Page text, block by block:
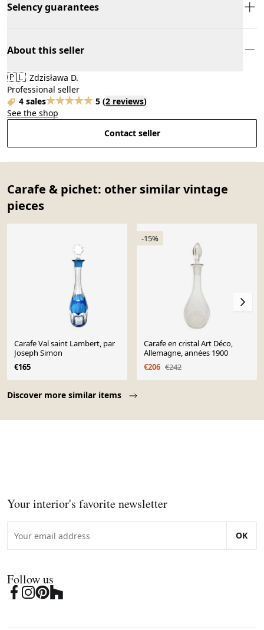
Selency guarantees
About this seller
🇵🇱 Zdzisława D.
Professional seller
4 sales
5 (2 reviews)
See the shop
Contact seller
Carafe & pichet: other similar vintage
pieces
Discover more similar items
Carafe Val saint Lambert, par
Joseph Simon
€165
-15%
Carafe en cristal Art Déco,
Allemagne, années 1900
€206 €242
Your interior's favorite newsletter
OK
Follow us